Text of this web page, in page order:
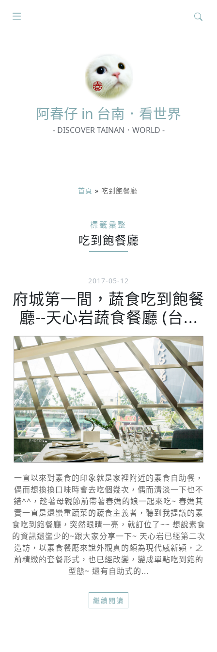
阿春仔 in 台南．看世界
- DISCOVER TAINAN．WORLD -
首頁 » 吃到飽餐廳
標籤彙整
吃到飽餐廳
2017-05-12
府城第一間，蔬食吃到飽餐
廳--天心岩蔬食餐廳 (台...
一直以來對素食的印象就是家裡附近的素食自助餐，
偶而想換換口味時會去吃個幾次，偶而清淡一下也不
錯^^，趁著母親節前帶著春媽的娘一起來吃~ 春媽其
實一直是還蠻重蔬菜的蔬食主義者，聽到我提議的素
食吃到飽餐廳，突然眼睛一亮，就訂位了~~ 想說素食
的資訊還蠻少的~跟大家分享一下~ 天心岩已經第二次
造訪，以素食餐廳來說外觀真的頗為現代感新穎，之
前精緻的套餐形式，也已經改變，變成單點吃到飽的
型態~ 還有自助式的...
繼續閱讀